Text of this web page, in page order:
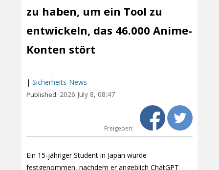
zu haben, um ein Tool zu
entwickeln, das 46.000 Anime-
Konten stört
| Sicherheits-News
Published: 2026 July 8, 08:47
Freigeben:
Ein 15-jähriger Student in Japan wurde
festgenommen, nachdem er angeblich ChatGPT